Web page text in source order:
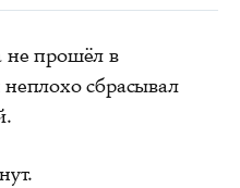
не прошёл в
сбрасывал